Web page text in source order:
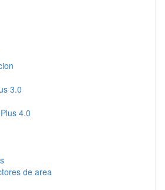
3.0
4.0
de area